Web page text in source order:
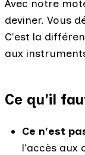
Avec notre
deviner. Vous
C'est la
aux
Ce qu'il
Ce n'est
l'accès aux